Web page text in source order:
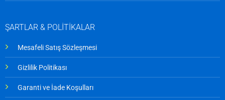
ŞARTLAR & POLİTİKALAR
Mesafeli Satış Sözleşmesi
Gizlilik Politikası
Garanti ve İade Koşulları